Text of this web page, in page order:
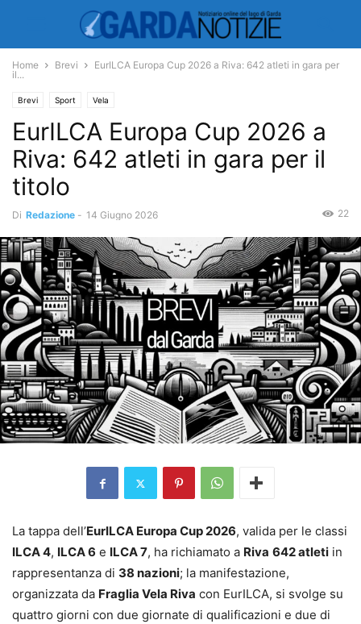
Home Brevi
EurILCA Europa Cup 2026 a Riva: 642 atleti in gara per
il...
Brevi Sport Vela
EurILCA Europa Cup 2026 a
Riva: 642 atleti in gara per il
titolo
Di Redazione - 14 Giugno 2026 22
La tappa dell’EurILCA Europa Cup 2026, valida per le classi
ILCA 4, ILCA 6 e ILCA 7, ha richiamato a Riva 642 atleti in
rappresentanza di 38 nazioni; la manifestazione,
organizzata da Fraglia Vela Riva con EurILCA, si svolge su
quattro giorni con due giornate di qualificazioni e due di